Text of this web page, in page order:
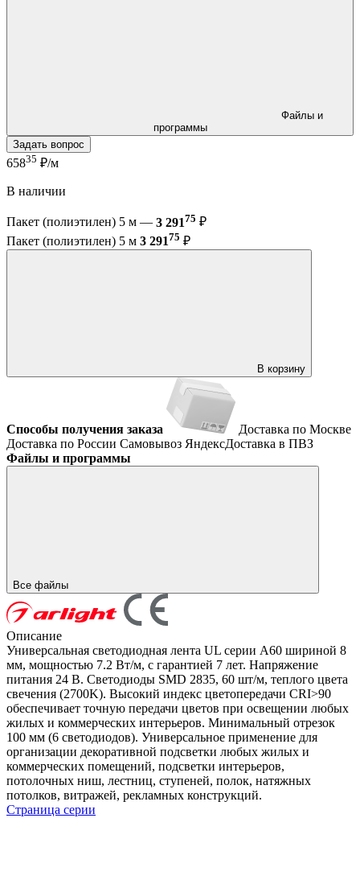
программы
Задать вопрос
65835 ₽/м
В наличии
Пакет (полиэтилен) 5 м — 3 29175 ₽
Пакет (полиэтилен) 5 м 3 29175 ₽
В корзину
Способы получения заказа
Доставка по Москве
Доставка по России Самовывоз ЯндексДоставка в ПВЗ
Файлы и программы
Все файлы
Описание
Универсальная светодиодная лента UL серии A60 шириной 8
мм, мощностью 7.2 Вт/м, с гарантией 7 лет. Напряжение
питания 24 В. Светодиоды SMD 2835, 60 шт/м, теплого цвета
свечения (2700K). Высокий индекс цветопередачи CRI>90
обеспечивает точную передачи цветов при освещении любых
жилых и коммерческих интерьеров. Минимальный отрезок
100 мм (6 светодиодов). Универсальное применение для
организации декоративной подсветки любых жилых и
коммерческих помещений, подсветки интерьеров,
потолочных ниш, лестниц, ступеней, полок, натяжных
потолков, витражей, рекламных конструкций.
Страница серии